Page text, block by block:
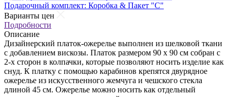
Подарочный комплект: Коробка & Пакет "С"
Варианты цен
Подробности
Описание
Дизайнерский платок-ожерелье выполнен из шелковой ткани
с добавлением вискозы. Платок размером 90 х 90 см собран с
2-х сторон в колпачки, которые позволяют носить изделие как
снуд. К платку с помощью карабинов крепятся двурядное
ожерелье из искусственного жемчуга и чешского стекла
длиной 45 см. Ожерелье можно носить как отдельный